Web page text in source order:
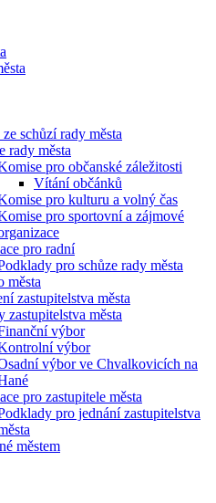
schůzí rady města
rady města
pro občanské záležitosti
Vítání občánků
pro kulturu a volný čas
pro sportovní a zájmové
pro radní
pro schůze rady města
města
zastupitelstva města
zastupitelstva města
výbor
výbor
výbor ve Chvalkovicích na
pro zastupitele města
pro jednání zastupitelstva
městem